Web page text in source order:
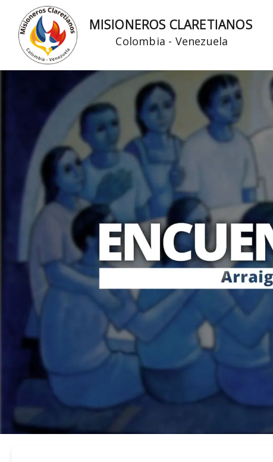
contenido
MISIONEROS CLARETIANOS
Colombia - Venezuela